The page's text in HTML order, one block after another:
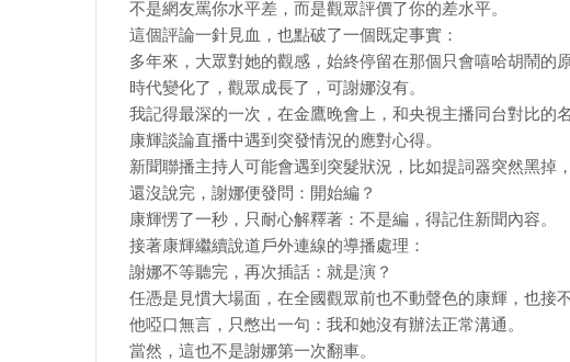
不是網友罵你水平差，而是觀眾評價了你的差水平。
這個評論一針見血，也點破了一個既定事實：
多年來，大眾對她的觀感，始終停留在那個只會嘻哈胡鬧的原
時代變化了，觀眾成長了，可謝娜沒有。
我記得最深的一次，在金鷹晚會上，和央視主播同台對比的
康輝談論直播中遇到突發情況的應對心得。
新聞聯播主持人可能會遇到突髮狀況，比如提詞器突然黑掉
還沒說完，謝娜便發問：開始編？
康輝愣了一秒，只耐心解釋著：不是編，得記住新聞內容。
接著康輝繼續說道戶外連線的導播處理：
謝娜不等聽完，再次插話：就是演？
任憑是見慣大場面，在全國觀眾前也不動聲色的康輝，也接
他啞口無言，只憋出一句：我和她沒有辦法正常溝通。
當然，這也不是謝娜第一次翻車。